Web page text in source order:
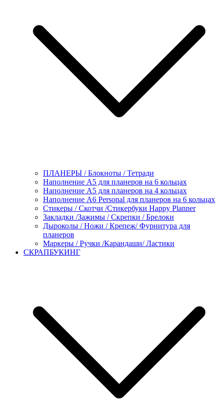
ПЛАНЕРЫ / Блокноты / Тетради
Наполнение А5 для планеров на 6 кольцах
Наполнение А5 для планеров на 4 кольцах
Наполнение А6 Personal для планеров на 6 кольцах
Стикеры / Скотчи /Стикербуки Happy Planner
Закладки /Зажимы / Скрепки / Брелоки
Дыроколы / Ножи / Крепеж/ Фурнитура для
планеров
Маркеры / Ручки /Карандаши/ Ластики
СКРАПБУКИНГ